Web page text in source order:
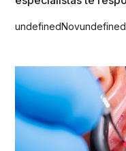
undefinedNovundefined